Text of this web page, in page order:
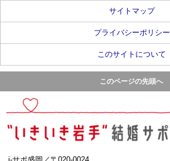
サイトマップ
プライバシーポリシー
このサイトについて
このページの先頭へ